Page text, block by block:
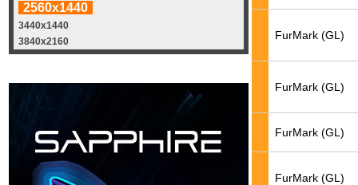
2560x1440
3440x1440
3840x2160
FurMark (GL)
FurMark (GL)
FurMark (GL)
FurMark (GL)